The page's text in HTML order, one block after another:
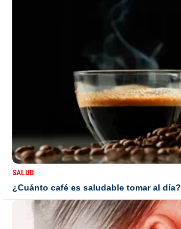
SALUD
¿Cuánto café es saludable tomar al día?